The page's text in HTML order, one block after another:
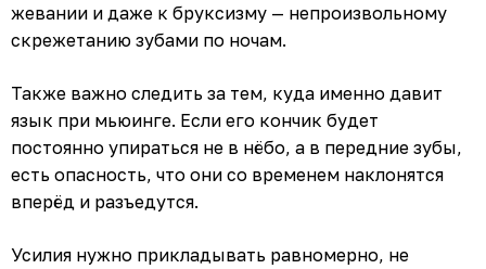
жевании и даже к бруксизму — непроизвольному
скрежетанию зубами по ночам.
Также важно следить за тем, куда именно давит
язык при мьюинге. Если его кончик будет
постоянно упираться не в нёбо, а в передние зубы,
есть опасность, что они со временем наклонятся
вперёд и разъедутся.
Усилия нужно прикладывать равномерно, не